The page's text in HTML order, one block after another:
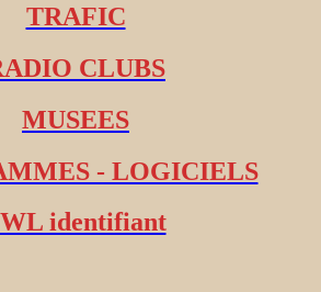
TRAFIC
CLUBS
MUSEES
- LOGICIELS
identifiant